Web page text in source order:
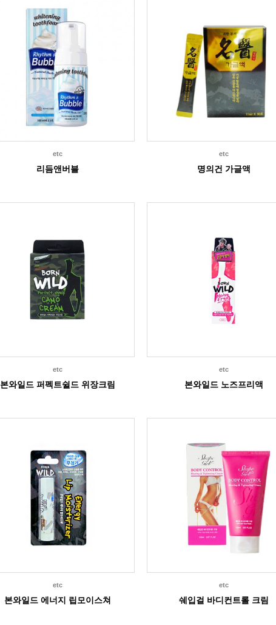
etc
리듬앤버블
etc
명의건 가글액
etc
본와일드 퍼펙트쉴드 위장크림
etc
본와일드 노즈프리액
etc
본와일드 에너지 립모이스쳐
etc
쉐입걸 바디컨트롤 크림